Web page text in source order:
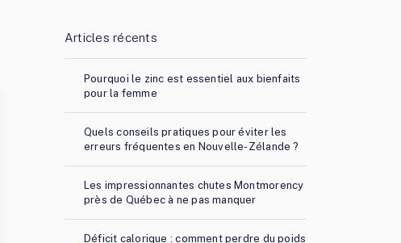
Articles récents
Pourquoi le zinc est essentiel aux bienfaits
pour la femme
Quels conseils pratiques pour éviter les
erreurs fréquentes en Nouvelle-Zélande ?
Les impressionnantes chutes Montmorency
près de Québec à ne pas manquer
Déficit calorique : comment perdre du poids